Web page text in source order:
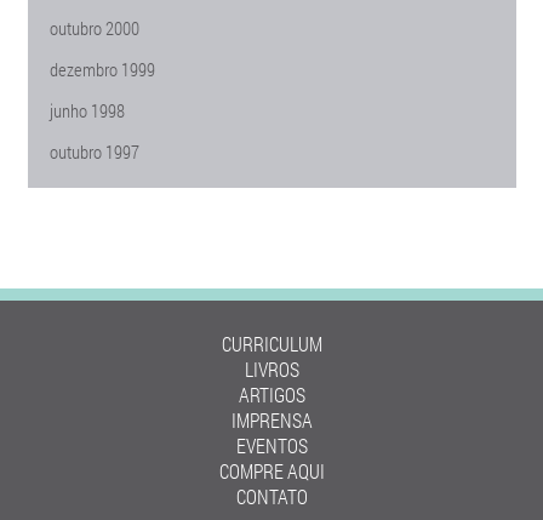
outubro 2000
dezembro 1999
junho 1998
outubro 1997
CURRICULUM
LIVROS
ARTIGOS
IMPRENSA
EVENTOS
COMPRE AQUI
CONTATO